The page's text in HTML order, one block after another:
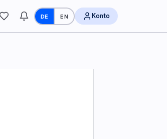
DE EN Konto